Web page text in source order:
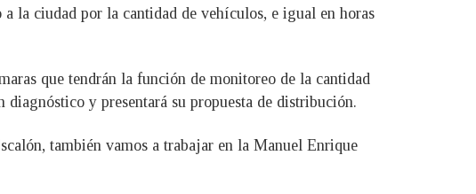
la ciudad por la cantidad de vehículos, e igual en horas
que tendrán la función de monitoreo de la cantidad
diagnóstico y presentará su propuesta de distribución.
también vamos a trabajar en la Manuel Enrique